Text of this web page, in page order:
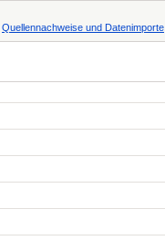
Quellennachweise und Datenimporte